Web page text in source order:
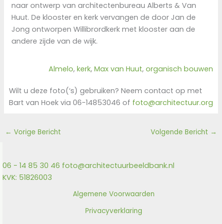
naar ontwerp van architectenbureau Alberts & Van
Huut. De klooster en kerk vervangen de door Jan de
Jong ontworpen Willibrordkerk met klooster aan de
andere zijde van de wijk.
Almelo, kerk, Max van Huut, organisch bouwen
Wilt u deze foto(‘s) gebruiken? Neem contact op met
Bart van Hoek via 06-14853046 of foto@architectuur.org
← Vorige Bericht Volgende Bericht →
06 - 14 85 30 46 foto@architectuurbeeldbank.nl
KVK: 51826003
Algemene Voorwaarden
Privacyverklaring